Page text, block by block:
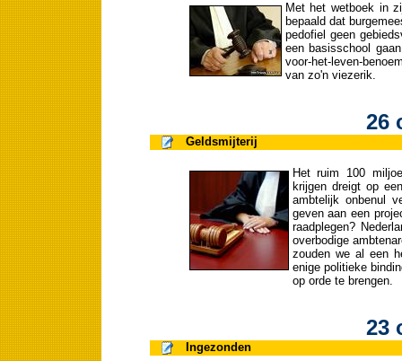
Met het wetboek in
bepaald dat
pedofiel geen
een basisschool
voor-het-leven-
van zo'n viezerik.
26
Geldsmijterij
Het ruim 100
krijgen dreigt op
ambtelijk onbenul
geven aan een
raadplegen?
overbodige
zouden we al een
enige politieke
op orde te brengen.
23
Ingezonden